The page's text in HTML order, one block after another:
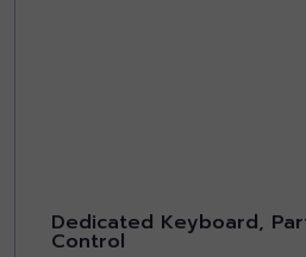
Dedicated Keyboard,
Control